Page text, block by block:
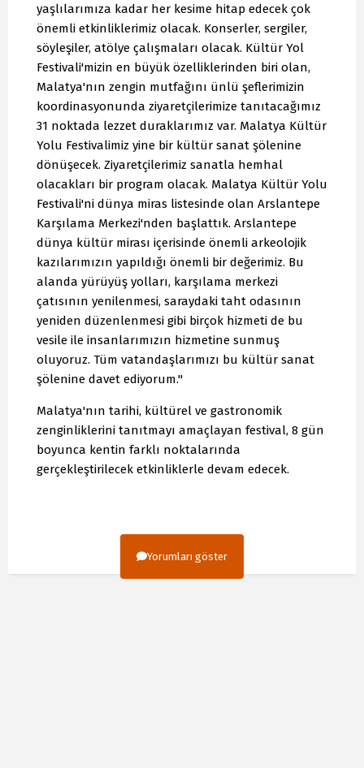
yaşlılarımıza kadar her kesime hitap edecek çok
önemli etkinliklerimiz olacak. Konserler, sergiler,
söyleşiler, atölye çalışmaları olacak. Kültür Yol
Festivali'mizin en büyük özelliklerinden biri olan,
Malatya'nın zengin mutfağını ünlü şeflerimizin
koordinasyonunda ziyaretçilerimize tanıtacağımız
31 noktada lezzet duraklarımız var. Malatya Kültür
Yolu Festivalimiz yine bir kültür sanat şölenine
dönüşecek. Ziyaretçilerimiz sanatla hemhal
olacakları bir program olacak. Malatya Kültür Yolu
Festivali'ni dünya miras listesinde olan Arslantepe
Karşılama Merkezi'nden başlattık. Arslantepe
dünya kültür mirası içerisinde önemli arkeolojik
kazılarımızın yapıldığı önemli bir değerimiz. Bu
alanda yürüyüş yolları, karşılama merkezi
çatısının yenilenmesi, saraydaki taht odasının
yeniden düzenlenmesi gibi birçok hizmeti de bu
vesile ile insanlarımızın hizmetine sunmuş
oluyoruz. Tüm vatandaşlarımızı bu kültür sanat
şölenine davet ediyorum."
Malatya'nın tarihi, kültürel ve gastronomik
zenginliklerini tanıtmayı amaçlayan festival, 8 gün
boyunca kentin farklı noktalarında
gerçekleştirilecek etkinliklerle devam edecek.
Yorumları göster